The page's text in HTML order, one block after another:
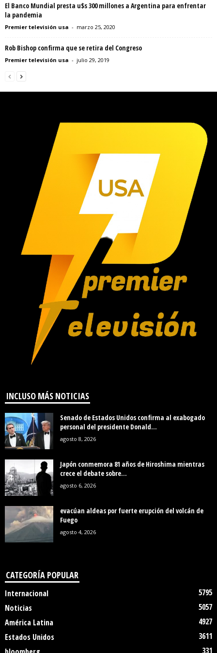
El Banco Mundial presta u$s 300 millones a Argentina para enfrentar
la pandemia
Premier televisión usa - marzo 25, 2020
Rob Bishop confirma que se retira del Congreso
Premier televisión usa - julio 29, 2019
INCLUSO MÁS NOTICIAS
Senado de Estados Unidos confirma al exabogado
personal del presidente Donald...
agosto 8, 2026
Japón conmemora 81 años de Hiroshima mientras
crece el debate sobre...
agosto 6, 2026
evacúan aldeas por fuerte erupción del volcán de
Fuego
agosto 4, 2026
CATEGORÍA POPULAR
Internacional
5795
Noticias
5057
América Latina
4927
Estados Unidos
3611
331